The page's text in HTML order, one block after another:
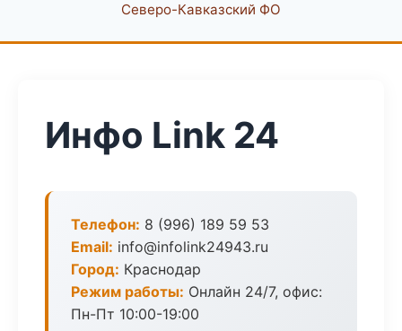
Северо-Кавказский ФО
Инфо Link 24
Телефон: 8 (996) 189 59 53
Email: info@infolink24943.ru
Город: Краснодар
Режим работы: Онлайн 24/7, офис:
Пн-Пт 10:00-19:00